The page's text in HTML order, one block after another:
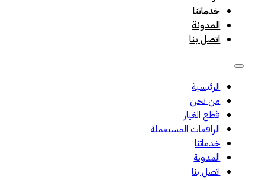
خدماتنا
المدونة
اتصل بنا
الرئيسية
من نحن
قطع الغيار
الرافعات المستعملة
خدماتنا
المدونة
اتصل بنا